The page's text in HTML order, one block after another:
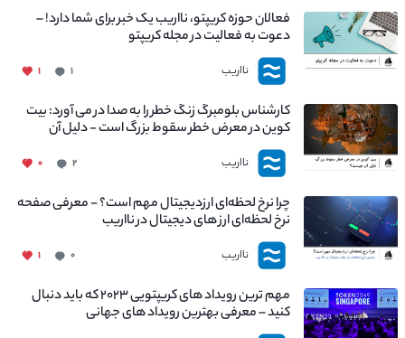
فعالان حوزه کریپتو، نااریب یک خبر برای شما دارد! –
دعوت به فعالیت در مجله کریپتو
نااریب ۱ ۱
کارشناس بلومبرگ زنگ خطر را به صدا در می آورد: بیت
کوین در معرض خطر سقوط بزرگ است - دلیل آن
چیست؟
نااریب ۲ ۰
چرا نرخ لحظه‌ای ارزدیجیتال مهم است؟ - معرفی صفحه
نرخ لحظه‌ای ارز های دیجیتال در نااریب
نااریب ۰ ۱
مهم ترین رویداد های کریپتویی ۲۰۲۳ که باید دنبال
کنید – معرفی بهترین رویداد های جهانی